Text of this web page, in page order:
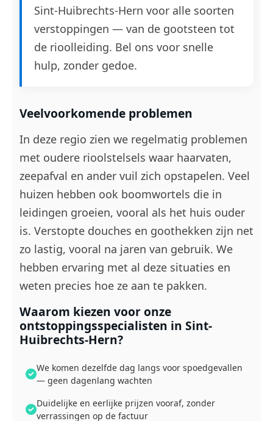
Sint-Huibrechts-Hern voor alle soorten
verstoppingen — van de gootsteen tot
de rioolleiding. Bel ons voor snelle
hulp, zonder gedoe.
Veelvoorkomende problemen
In deze regio zien we regelmatig problemen
met oudere rioolstelsels waar haarvaten,
zeepafval en ander vuil zich opstapelen. Veel
huizen hebben ook boomwortels die in
leidingen groeien, vooral als het huis ouder
is. Verstopte douches en goothekken zijn net
zo lastig, vooral na jaren van gebruik. We
hebben ervaring met al deze situaties en
weten precies hoe ze aan te pakken.
Waarom kiezen voor onze
ontstoppingsspecialisten in Sint-
Huibrechts-Hern?
We komen dezelfde dag langs voor spoedgevallen
— geen dagenlang wachten
Duidelijke en eerlijke prijzen vooraf, zonder
verrassingen op de factuur